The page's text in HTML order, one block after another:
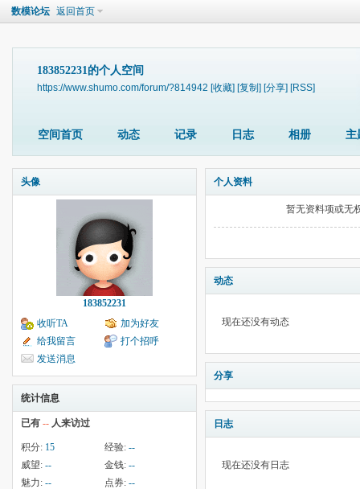
数模论坛 返回首页
183852231的个人空间
https://www.shumo.com/forum/?814942 [收藏] [复制] [分享] [RSS]
空间首页 动态 记录 日志 相册 主
头像
183852231
收听TA
加为好友
给我留言
打个招呼
发送消息
统计信息
已有 -- 人来访过
积分: 15 经验: --
威望: -- 金钱: --
魅力: -- 点券: --
个人资料
暂无资料项或无
动态
现在还没有动态
分享
日志
现在还没有日志